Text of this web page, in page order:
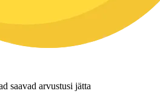
saavad arvustusi jätta